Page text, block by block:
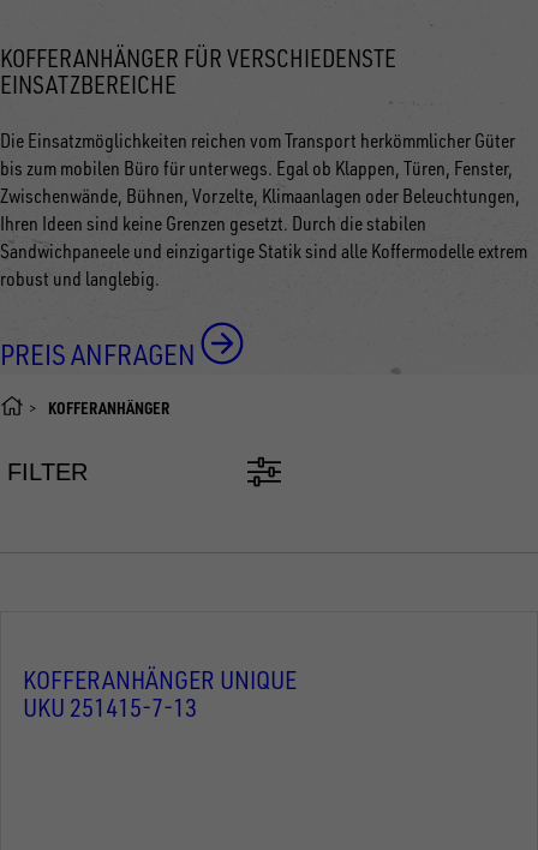
KOFFERANHÄNGER FÜR VERSCHIEDENSTE
EINSATZBEREICHE
Die Einsatzmöglichkeiten reichen vom Transport herkömmlicher Güter
bis zum mobilen Büro für unterwegs. Egal ob Klappen, Türen, Fenster,
Zwischenwände, Bühnen, Vorzelte, Klimaanlagen oder Beleuchtungen,
Ihren Ideen sind keine Grenzen gesetzt. Durch die stabilen
Sandwichpaneele und einzigartige Statik sind alle Koffermodelle extrem
robust und langlebig.
PREIS ANFRAGEN
KOFFERANHÄNGER
FILTER
KOFFERANHÄNGER UNIQUE
UKU 251415-7-13